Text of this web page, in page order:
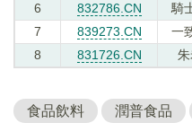
6
832786.CN 騎
7
839273.CN 一
8
831726.CN
食品飲料 潤普食品